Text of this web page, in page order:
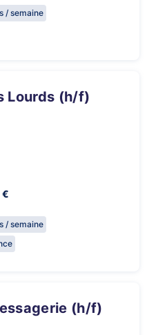
/ semaine
Lourds (h/f)
€
/ semaine
(h/f)